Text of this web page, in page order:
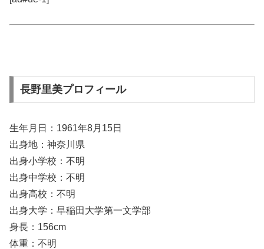
長野里美プロフィール
生年月日：1961年8月15日
出身地：神奈川県
出身小学校：不明
出身中学校：不明
出身高校：不明
出身大学：早稲田大学第一文学部
身長：156cm
体重：不明